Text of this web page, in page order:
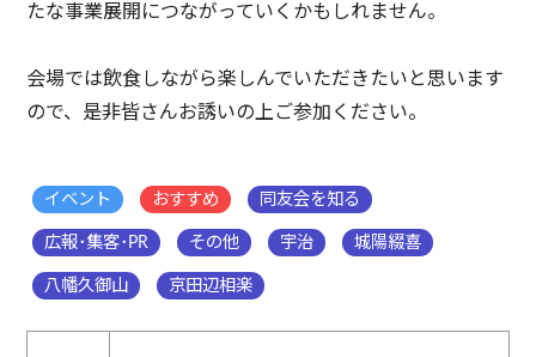
たな事業展開につながっていくかもしれません。
会場では飲食しながら楽しんでいただきたいと思います
ので、是非皆さんお誘いの上ご参加ください。
イベント おすすめ 同友会を知る
広報･集客･PR その他 宇治 城陽綴喜
八幡久御山 京田辺相楽